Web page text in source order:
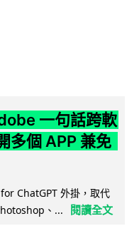
一句話跨軟
多個 APP 兼免
ChatGPT 外掛，取代
、...
閱讀全文